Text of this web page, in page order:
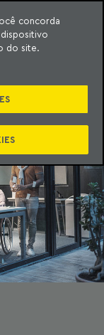
concorda
do site.